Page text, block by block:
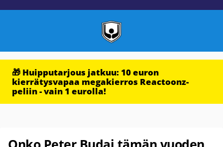
🎁 Huipputarjous jatkuu: 10 euron
kierrätysvapaa megakierros Reactoonz-
peliin - vain 1 eurolla!